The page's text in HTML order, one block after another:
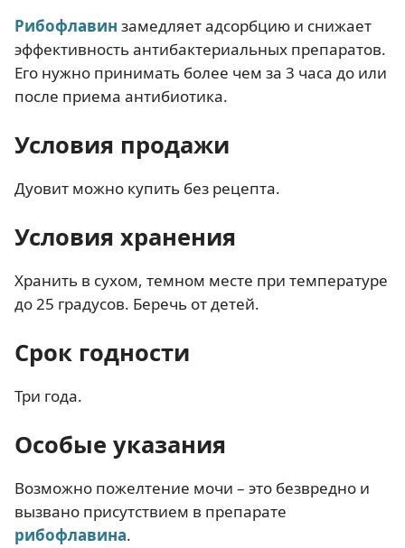
Рибофлавин замедляет адсорбцию и снижает
эффективность антибактериальных препаратов.
Его нужно принимать более чем за 3 часа до или
после приема антибиотика.
Условия продажи
Дуовит можно купить без рецепта.
Условия хранения
Хранить в сухом, темном месте при температуре
до 25 градусов. Беречь от детей.
Срок годности
Три года.
Особые указания
Возможно пожелтение мочи – это безвредно и
вызвано присутствием в препарате
рибофлавина.